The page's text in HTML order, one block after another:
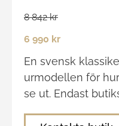
8 842 kr
6 990 kr
En svensk
urmodellen för
se ut. Endast